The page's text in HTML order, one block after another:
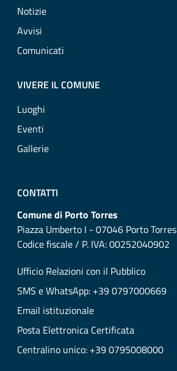
Notizie
Avvisi
Comunicati
VIVERE IL COMUNE
Luoghi
Eventi
Gallerie
CONTATTI
Comune di Porto Torres
Piazza Umberto I - 07046 Porto Torres
Codice fiscale / P. IVA: 00252040902
Ufficio Relazioni con il Pubblico
SMS e WhatsApp: +39 0797000669
Email istituzionale
Posta Elettronica Certificata
Centralino unico: +39 0795008000